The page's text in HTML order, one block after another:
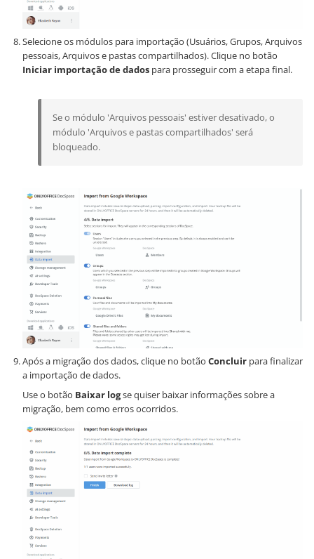
Selecione os módulos para importação (Usuários, Grupos, Arquivos
pessoais, Arquivos e pastas compartilhados). Clique no botão
Iniciar importação de dados para prosseguir com a etapa final.
Se o módulo 'Arquivos pessoais' estiver desativado, o
módulo 'Arquivos e pastas compartilhados' será
bloqueado.
Após a migração dos dados, clique no botão Concluir para finalizar
a importação de dados.
Use o botão Baixar logse quiser baixar informações sobre a
migração, bem como erros ocorridos.